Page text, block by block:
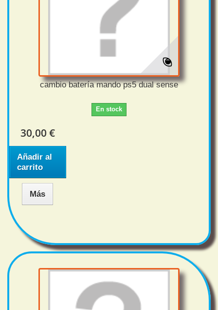
cambio batería mando ps5 dual sense
En stock
30,00 €
Añadir al
carrito
Más